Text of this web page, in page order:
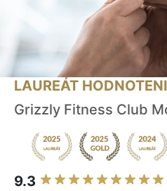
LAUREÁT
Grizzly Fitness Club
9.3